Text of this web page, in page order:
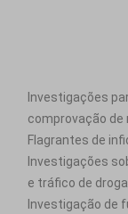
Investigações
comprovação de
Flagrantes de
Investigações
e tráfico de
Investigação de